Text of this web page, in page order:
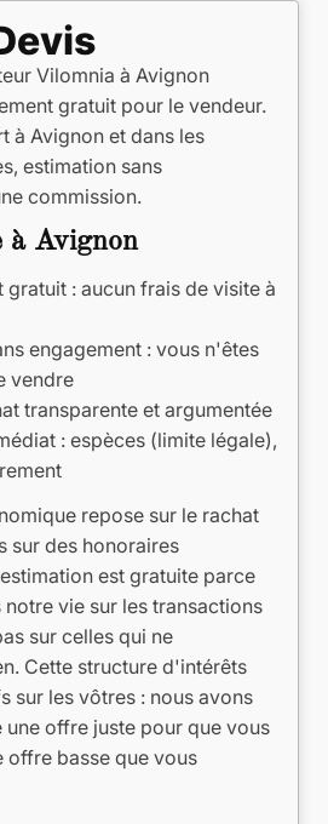
Vilomnia à Avignon
gratuit pour le vendeur.
à Avignon et dans les
estimation sans
commission.
à Avignon
gratuit : aucun frais de visite à
engagement : vous n'êtes
vendre
transparente et argumentée
: espèces (limite légale),
repose sur le rachat
sur des honoraires
est gratuite parce
vie sur les transactions
sur celles qui ne
Cette structure d'intérêts
sur les vôtres : nous avons
une offre juste pour que vous
offre basse que vous